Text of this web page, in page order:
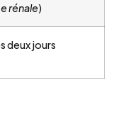
rénale)
deux jours